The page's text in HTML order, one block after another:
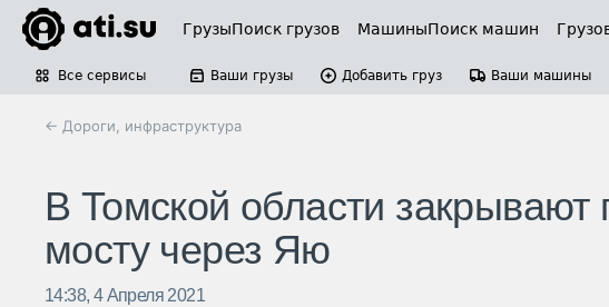
ГрузыПоиск грузов МашиныПоиск машин
Все сервисы Ваши грузы Добавить груз Ваши машины
← Дороги, инфраструктура
В Томской области закрывают
мосту через Яю
14:38, 4 Апреля 2021